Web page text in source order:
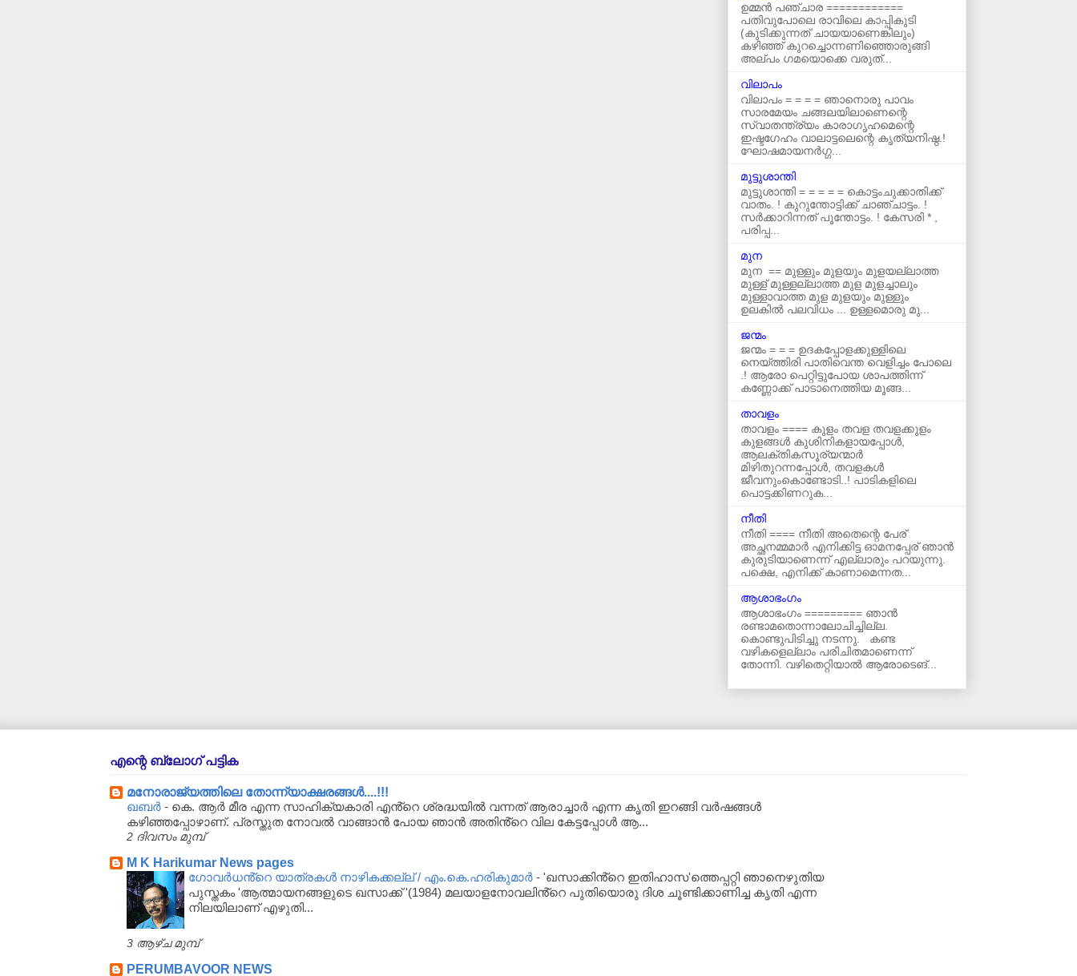
ഉമ്മൻ പഞ്ചാര ============
പതിവുപോലെ രാവിലെ കാപ്പികുടി
(കുടിക്കുന്നത് ചായയാണെങ്കിലും)
കഴിഞ്ഞ് കുറച്ചൊന്നണിഞ്ഞൊരുങ്ങി
അല്പം ഗമയൊക്കെ വരുത്...
വിലാപം
വിലാപം = = = = ഞാനൊരു പാവം
സാരമേയം ചങ്ങലയിലാണെന്റെ
സ്വാതന്ത്ര്യം കാരാഗൃഹമെന്റെ
ഇഷ്ടഗേഹം വാലാട്ടലെന്റെ കൃത്യനിഷ്ഠ.!
ഘോഷമായനർഗ്ഗ...
മുട്ടുശാന്തി
മുട്ടുശാന്തി = = = = = കൊട്ടംചുക്കാതിക്ക്‌
വാതം. ! കുറുന്തോട്ടിക്ക്‌ ചാഞ്ചാട്ടം. !
സർക്കാറിന്നത്‌ പൂന്തോട്ടം. ! കേസരി * ,
പരിപ്പ...
മുന
മുന == മുള്ളും മുളയും മുളയല്ലാത്ത
മുള്ള് മുള്ളല്ലാത്ത മുള മുളച്ചാലും
മുള്ളാവാത്ത മുള മുളയും മുള്ളും
ഉലകില്‍ പലവിധം ... ഉള്ളമൊരു മു...
ജന്മം
ജന്മം = = = ഉദകപ്പോളക്കുള്ളിലെ
നെയ്ത്തിരി പാതിവെന്ത വെളിച്ചം പോലെ
.! ആരോ പെറ്റിട്ടുപോയ ശാപത്തിന്ന്
കണ്ണോക്ക് പാടാനെത്തിയ മൂങ്ങ...
താവളം
താവളം ==== കുളം തവള തവളക്കുളം
കുളങ്ങൾ കുശിനികളായപ്പോൾ,
ആലക്തികസൂര്യന്മാർ
മിഴിതുറന്നപ്പോൾ, തവളകൾ
ജീവനുംകൊണ്ടോടി..! പാടികളിലെ
പൊട്ടക്കിണറുക...
നീതി
നീതി ==== നീതി അതെന്റെ പേര്
അച്ഛനമ്മമാർ എനിക്കിട്ട ഓമനപ്പേര് ഞാന്‍
കുരുടിയാണെന്ന് എല്ലാരും പറയുന്നു.
പക്ഷെ, എനിക്ക് കാണാമെന്നത...
ആശാഭംഗം
ആശാഭംഗം ========= ഞാൻ
രണ്ടാമതൊന്നാലോചിച്ചില്ല.
കൊണ്ടുപിടിച്ചു നടന്നു. കണ്ട
വഴികളെല്ലാം പരിചിതമാണെന്ന്
തോന്നി. വഴിതെറ്റിയാൽ ആരോടെങ്...
എന്റെ ബ്ലോഗ് പട്ടിക
മനോരാജ്യത്തിലെ തോന്ന്യാക്ഷരങ്ങള്‍....!!!
ഖബർ - കെ. ആർ മീര എന്ന സാഹിക്യകാരി എൻ്റെ ശ്രദ്ധയിൽ വന്നത് ആരാച്ചാർ എന്ന കൃതി ഇറങ്ങി വർഷങ്ങൾ
കഴിഞ്ഞപ്പോഴാണ്. പ്രസ്തുത നോവൽ വാങ്ങാൻ പോയ ഞാൻ അതിൻ്റെ വില കേട്ടപ്പോൾ ആ...
2 ദിവസം മുമ്പ്
M K Harikumar News pages
ഗോവർധൻ്റെ യാത്രകൾ നാഴികക്കല്ല് / എം.കെ.ഹരികുമാർ - 'ഖസാക്കിൻ്റെ ഇതിഹാസ'ത്തെപ്പറ്റി ഞാനെഴുതിയ
പുസ്തകം 'ആത്മായനങ്ങളുടെ ഖസാക്ക് '(1984) മലയാളനോവലിൻ്റെ പുതിയൊരു ദിശ ചൂണ്ടിക്കാണിച്ച കൃതി എന്ന
നിലയിലാണ് എഴുതി...
3 ആഴ്‌ച മുമ്പ്
PERUMBAVOOR NEWS